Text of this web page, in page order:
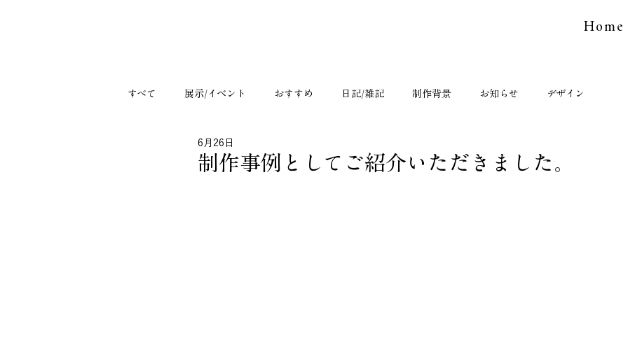
Home
すべて 展示/イベント おすすめ 日記/雑記 制作背景 お知らせ デザイン
制作事例としてご紹介いただきました。
6月26日